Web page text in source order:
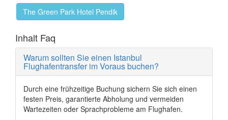
The Green Park Hotel Pendik
Inhalt Faq
Warum sollten Sie einen Istanbul
Flughafentransfer im Voraus buchen?
Durch eine frühzeitige Buchung sichern Sie sich einen
festen Preis, garantierte Abholung und vermeiden
Wartezeiten oder Sprachprobleme am Flughafen.